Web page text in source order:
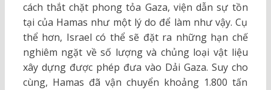
cách thắt chặt phong tỏa Gaza, viện dẫn sự tồn
tại của Hamas như một lý do để làm như vậy. Cụ
thể hơn, Israel có thể sẽ đặt ra những hạn chế
nghiêm ngặt về số lượng và chủng loại vật liệu
xây dựng được phép đưa vào Dải Gaza. Suy cho
cùng, Hamas đã vận chuyển khoảng 1.800 tấn